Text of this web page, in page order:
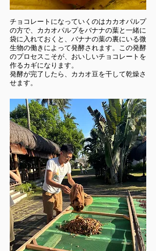
​チョコレートになっていくのはカカオパルプ
の方で、カカオパルプをバナナの葉と一緒に
袋に入れておくと、バナナの葉の裏にいる微
生物の働きによって発酵されます。この発酵
のプロセスこそが、おいしいチョコレートを
作るカギになります。
発酵が完了したら、カカオ豆を干して乾燥さ
せます​。